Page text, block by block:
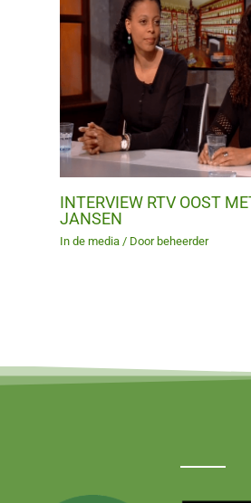
INTERVIEW RTV OOST
JANSEN
In de media/ Door beheerder